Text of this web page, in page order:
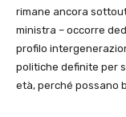
rimane ancora
ministra – occorre
profilo
politiche definite per
età, perché possano